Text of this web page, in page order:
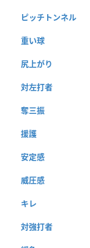
ピッチトンネル
重い球
尻上がり
対左打者
奪三振
援護
安定感
威圧感
キレ
対強打者